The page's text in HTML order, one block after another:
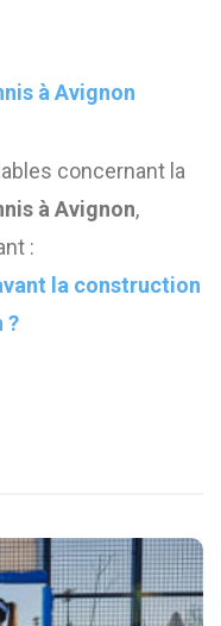
à Avignon
concernant la
à Avignon,
:
la construction
?